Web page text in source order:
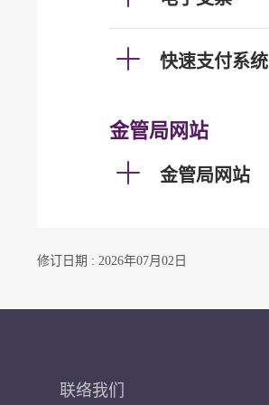
快速支付系统
金管局网站
金管局网站
修订日期 : 2026年07月02日
联络我们